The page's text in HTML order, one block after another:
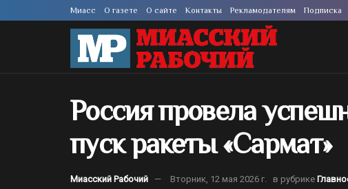
Миасс О газете О сайте Контакты Рекламодателям Подписка
Россия провела
пуск ракеты «Сармат»
Миасский Рабочий Вторник, 12 мая 2026 г. в рубрике